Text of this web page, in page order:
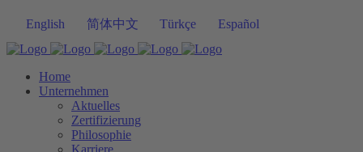
English 简体中文 Türkçe Español
Home
Unternehmen
Aktuelles
Zertifizierung
Philosophie